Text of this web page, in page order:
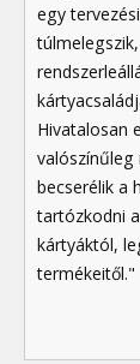
egy
Hivatalosan
becserélik a
tartózkodni
kártyáktól,
termékeitől."